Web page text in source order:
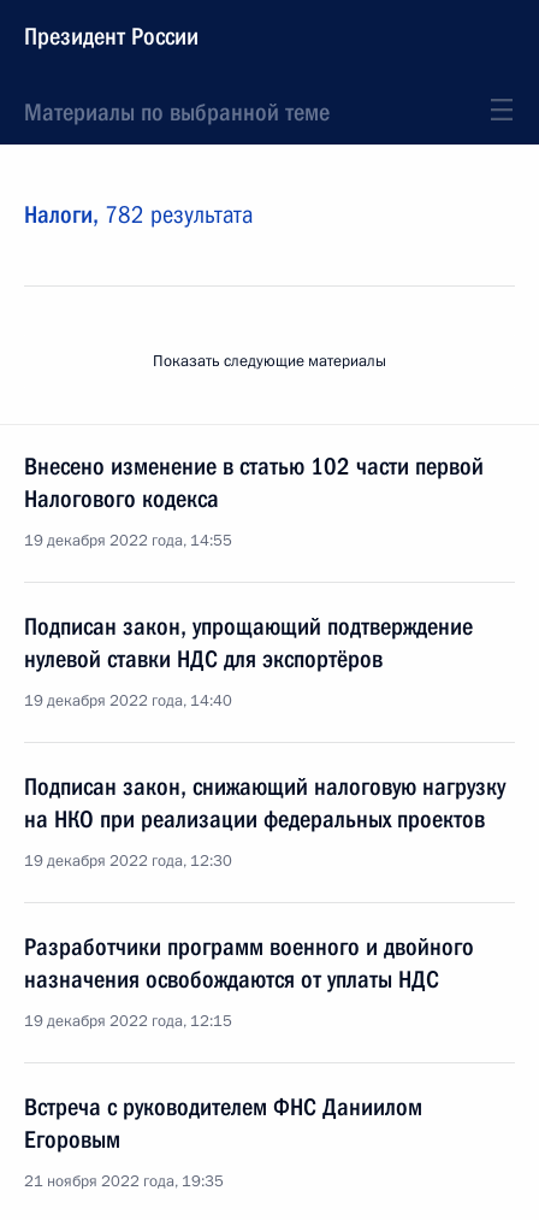
Президент России
Материалы по выбранной теме
Налоги, 782 результата
Показать следующие материалы
Внесено изменение в статью 102 части первой
Налогового кодекса
19 декабря 2022 года, 14:55
Подписан закон, упрощающий подтверждение
нулевой ставки НДС для экспортёров
19 декабря 2022 года, 14:40
Подписан закон, снижающий налоговую нагрузку
на НКО при реализации федеральных проектов
19 декабря 2022 года, 12:30
Разработчики программ военного и двойного
назначения освобождаются от уплаты НДС
19 декабря 2022 года, 12:15
Встреча с руководителем ФНС Даниилом
Егоровым
21 ноября 2022 года, 19:35